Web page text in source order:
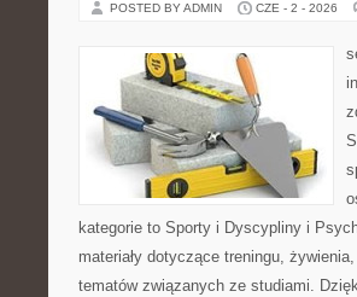
POSTED BY ADMIN CZE - 2 - 2026
kategorie to Sporty i Dyscypliny i
materiały dotyczące treningu,
tematów związanych ze studiami.